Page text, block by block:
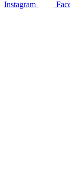
Instagram